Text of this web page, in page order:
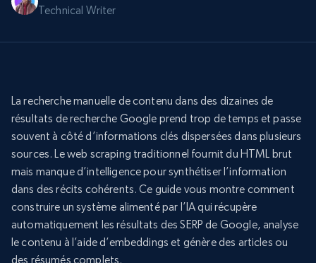
Technical Writer
La recherche manuelle de contenu dans des dizaines de
résultats de recherche Google prend trop de temps et passe
souvent à côté d’informations clés dispersées dans plusieurs
sources. Le web scraping traditionnel fournit du HTML brut
mais manque d’intelligence pour synthétiser l’information
dans des récits cohérents. Ce guide vous montre comment
construire un système alimenté par l’IA qui récupère
automatiquement les résultats des SERP de Google, analyse
le contenu à l’aide d’embeddings et génère des articles ou
des résumés complets.